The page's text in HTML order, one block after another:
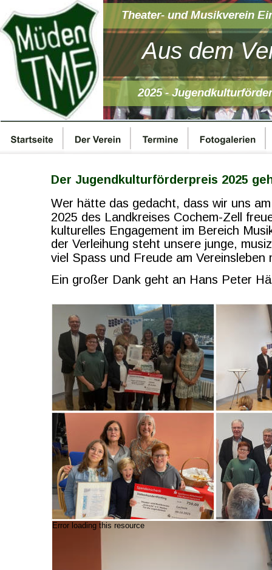
Aus dem
2025 -
Theater- und Musikverein
Der Jugendkulturförderpreis 2025
Wer hätte das gedacht, dass wir uns
2025 des Landkreises Cochem-Zell
kulturelles Engagement im Bereich
der Verleihung steht unsere junge,
viel Spass und Freude am
Ein großer Dank geht an Hans Peter
Error loading this resource